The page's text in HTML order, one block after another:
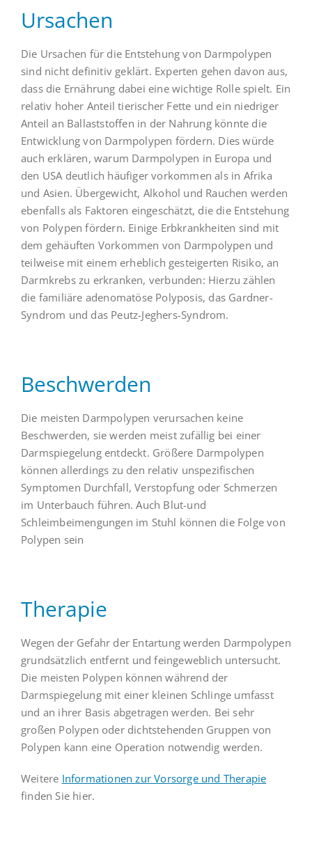
Ursachen
Die Ursachen für die Entstehung von Darmpolypen
sind nicht definitiv geklärt. Experten gehen davon aus,
dass die Ernährung dabei eine wichtige Rolle spielt. Ein
relativ hoher Anteil tierischer Fette und ein niedriger
Anteil an Ballaststoffen in der Nahrung könnte die
Entwicklung von Darmpolypen fördern. Dies würde
auch erklären, warum Darmpolypen in Europa und
den USA deutlich häufiger vorkommen als in Afrika
und Asien. Übergewicht, Alkohol und Rauchen werden
ebenfalls als Faktoren eingeschätzt, die die Entstehung
von Polypen fördern. Einige Erbkrankheiten sind mit
dem gehäuften Vorkommen von Darmpolypen und
teilweise mit einem erheblich gesteigerten Risiko, an
Darmkrebs zu erkranken, verbunden: Hierzu zählen
die familiäre adenomatöse Polyposis, das Gardner-
Syndrom und das Peutz-Jeghers-Syndrom.
Beschwerden
Die meisten Darmpolypen verursachen keine
Beschwerden, sie werden meist zufällig bei einer
Darmspiegelung entdeckt. Größere Darmpolypen
können allerdings zu den relativ unspezifischen
Symptomen Durchfall, Verstopfung oder Schmerzen
im Unterbauch führen. Auch Blut-und
Schleimbeimengungen im Stuhl können die Folge von
Polypen sein
Therapie
Wegen der Gefahr der Entartung werden Darmpolypen
grundsätzlich entfernt und feingeweblich untersucht.
Die meisten Polypen können während der
Darmspiegelung mit einer kleinen Schlinge umfasst
und an ihrer Basis abgetragen werden. Bei sehr
großen Polypen oder dichtstehenden Gruppen von
Polypen kann eine Operation notwendig werden.
Weitere Informationen zur Vorsorge und Therapie
finden Sie hier.